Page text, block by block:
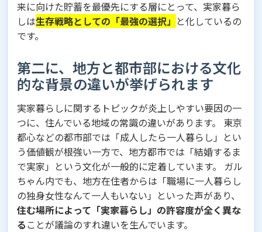
来に向けた貯蓄を最優先にする層にとって、実家暮ら
しは生存戦略としての「最強の選択」 と化しているの
です。
第二に、地方と都市部における文化
的な背景の違いが挙げられます
実家暮らしに関するトピックが炎上しやすい要因の一
つに、住んでいる地域の常識の違いがあります。 東京
都心などの都市部では「成人したら一人暮らし」とい
う価値観が根強い一方で、地方都市では「結婚するま
で実家」という文化が一般的に定着しています。 ガル
ちゃん内でも、地方在住者からは「職場に一人暮らし
の独身女性なんて一人もいない」といった声があり、
住む場所によって「実家暮らし」の許容度が全く異な
る ことが議論のすれ違いを生んでいます。